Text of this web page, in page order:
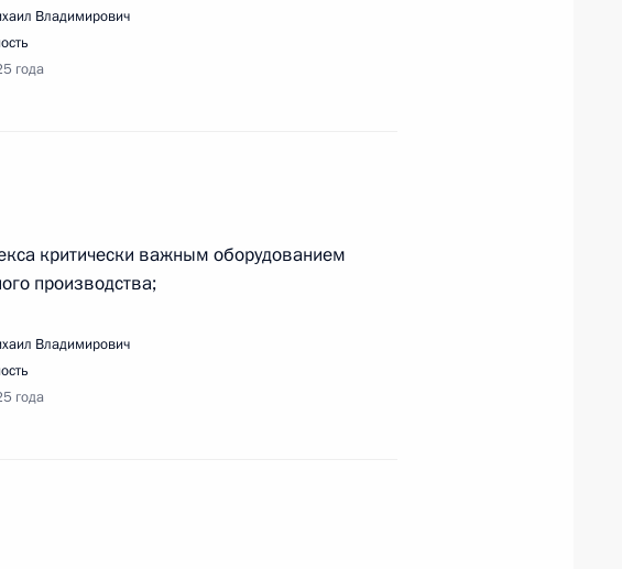
членами «Деловой России»
Владимирович
года
критически важным оборудованием
производства;
Владимирович
года